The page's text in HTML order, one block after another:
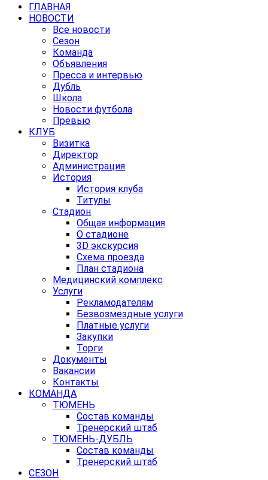
ГЛАВНАЯ
НОВОСТИ
Все новости
Сезон
Команда
Объявления
Пресса и интервью
Дубль
Школа
Новости футбола
Превью
КЛУБ
Визитка
Директор
Администрация
История
История клуба
Титулы
Стадион
Общая информация
О стадионе
3D экскурсия
Схема проезда
План стадиона
Медицинский комплекс
Услуги
Рекламодателям
Безвозмездные услуги
Платные услуги
Закупки
Торги
Документы
Вакансии
Контакты
КОМАНДА
ТЮМЕНЬ
Состав команды
Тренерский штаб
ТЮМЕНЬ-ДУБЛЬ
Состав команды
Тренерский штаб
СЕЗОН